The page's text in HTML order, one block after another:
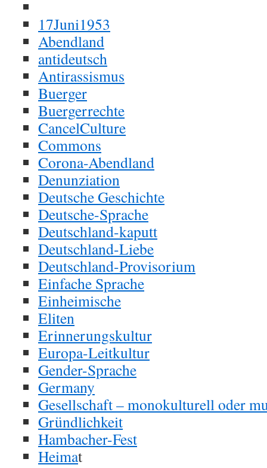
17Juni1953
Abendland
antideutsch
Antirassismus
Buerger
Buergerrechte
CancelCulture
Commons
Corona-Abendland
Denunziation
Deutsche Geschichte
Deutsche-Sprache
Deutschland-kaputt
Deutschland-Liebe
Deutschland-Provisorium
Einfache Sprache
Einheimische
Eliten
Erinnerungskultur
Europa-Leitkultur
Gender-Sprache
Germany
Gesellschaft – monokulturell oder
Gründlichkeit
Hambacher-Fest
Heimat